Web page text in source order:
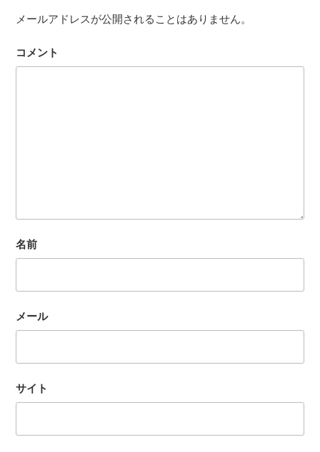
メールアドレスが公開されることはありません。
コメント
名前
メール
サイト